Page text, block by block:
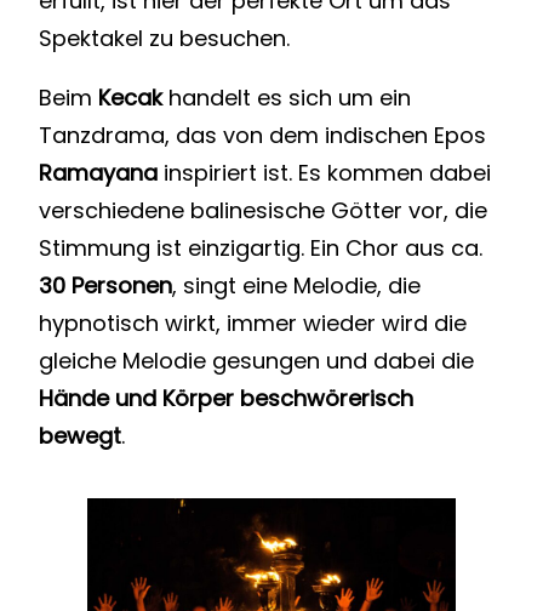
Spektakel zu besuchen.
Beim Kecak handelt es sich um ein
Tanzdrama, das von dem indischen Epos
Ramayana inspiriert ist. Es kommen dabei
verschiedene balinesische Götter vor, die
Stimmung ist einzigartig. Ein Chor aus ca.
30 Personen, singt eine Melodie, die
hypnotisch wirkt, immer wieder wird die
gleiche Melodie gesungen und dabei die
Hände und Körper beschwörerisch
bewegt.